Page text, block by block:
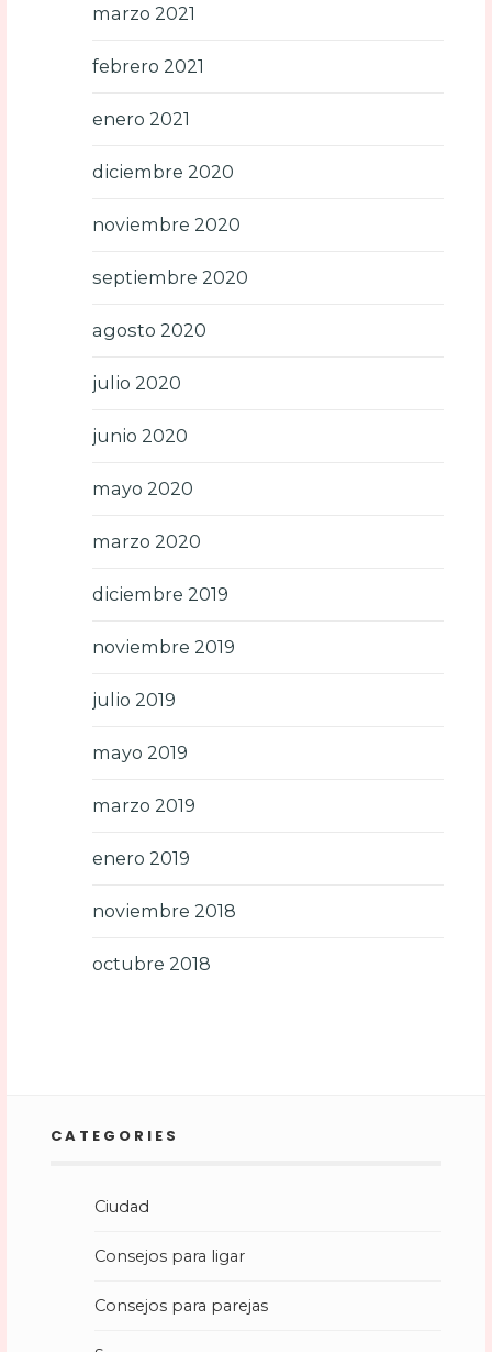
marzo 2021
febrero 2021
enero 2021
diciembre 2020
noviembre 2020
septiembre 2020
agosto 2020
julio 2020
junio 2020
mayo 2020
marzo 2020
diciembre 2019
noviembre 2019
julio 2019
mayo 2019
marzo 2019
enero 2019
noviembre 2018
octubre 2018
CATEGORIES
Ciudad
Consejos para ligar
Consejos para parejas